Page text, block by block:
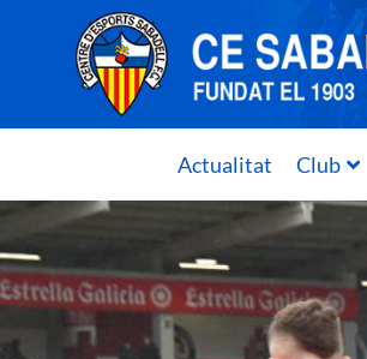
Actualitat Club